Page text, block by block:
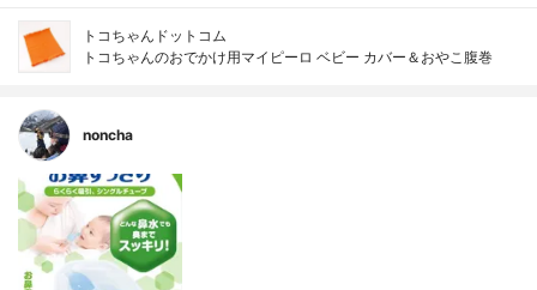
トコちゃんドットコム
トコちゃんのおでかけ用マイピーロ ベビー カバー＆おやこ腹巻
noncha